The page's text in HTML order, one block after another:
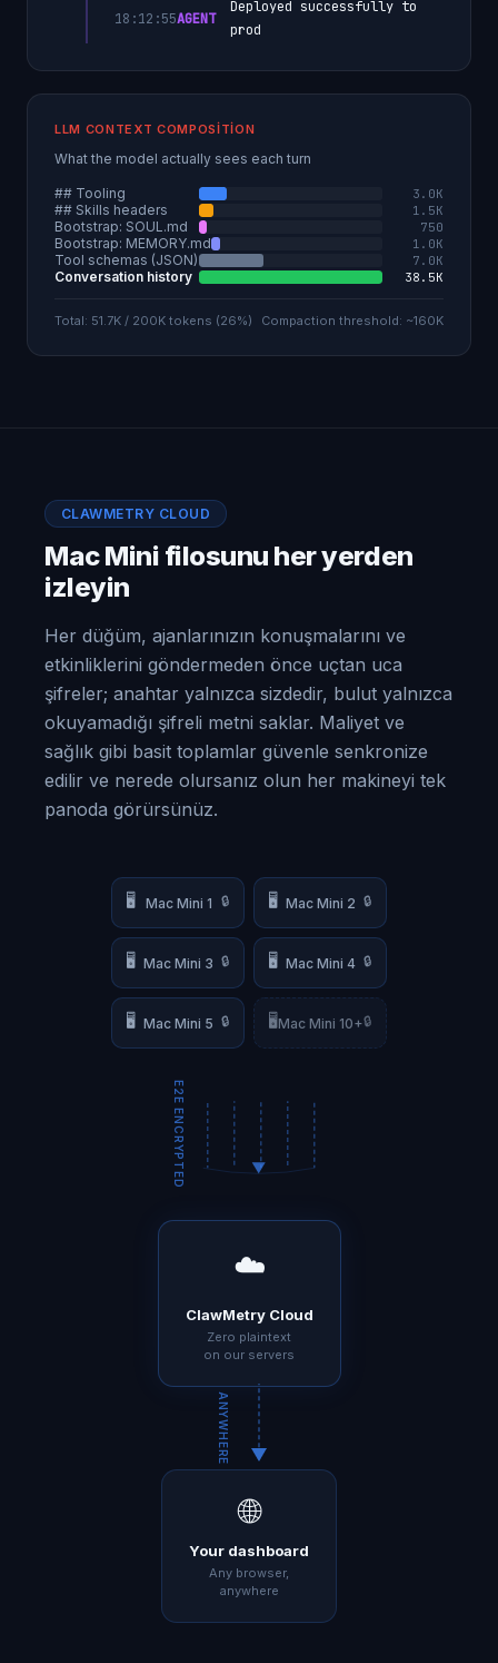
18:12:55AGENT
Deployed successfully to
prod
LLM CONTEXT COMPOSITION
What the model actually sees each turn
## Tooling 3.0K
## Skills headers 1.5K
Bootstrap: SOUL.md 750
Bootstrap: MEMORY.md 1.0K
Tool schemas (JSON) 7.0K
Conversation history 38.5K
Total: 51.7K / 200K tokens (26%) Compaction threshold: ~160K
CLAWMETRY CLOUD
Mac Mini filosunu her yerden
izleyin
Her düğüm, ajanlarınızın konuşmalarını ve
etkinliklerini göndermeden önce uçtan uca
şifreler; anahtar yalnızca sizdedir, bulut yalnızca
okuyamadığı şifreli metni saklar. Maliyet ve
sağlık gibi basit toplamlar güvenle senkronize
edilir ve nerede olursanız olun her makineyi tek
panoda görürsünüz.
🖥️ Mac Mini 1 🔒 🖥️ Mac Mini 2 🔒
🖥️ Mac Mini 3 🔒 🖥️ Mac Mini 4 🔒
🖥️ Mac Mini 5 🔒 🖥️Mac Mini 10+🔒
E2E ENCRYPTED
☁️
ClawMetry Cloud
Zero plaintext
on our servers
ANYWHERE
🌐
Your dashboard
Any browser,
anywhere